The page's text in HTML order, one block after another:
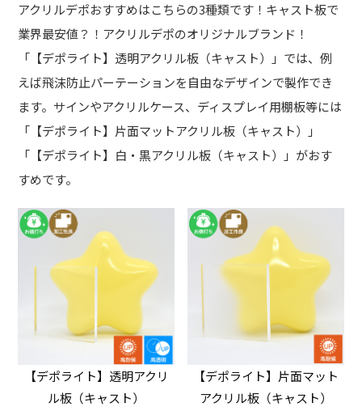
アクリルデポおすすめはこちらの3種類です！キャスト板で
業界最安値？！アクリルデポのオリジナルブランド！
「【デポライト】透明アクリル板（キャスト）」では、例
えば飛沫防止パーテーションを自由なデザインで製作でき
ます。サインやアクリルケース、ディスプレイ用棚板等には
「【デポライト】片面マットアクリル板（キャスト）」
「【デポライト】白・黒アクリル板（キャスト）」がおす
すめです。
【デポライト】透明アクリ
ル板（キャスト）
【デポライト】片面マット
アクリル板（キャスト）